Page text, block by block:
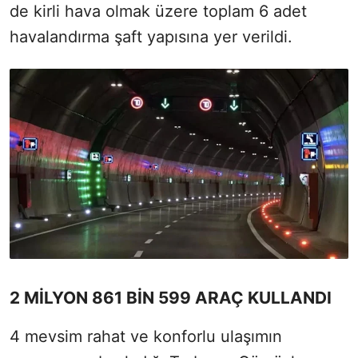
de kirli hava olmak üzere toplam 6 adet
havalandırma şaft yapısına yer verildi.
2 MİLYON 861 BİN 599 ARAÇ KULLANDI
4 mevsim rahat ve konforlu ulaşımın